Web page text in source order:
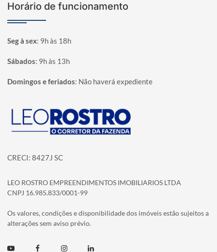
Horário de funcionamento
Seg à sex: 9h às 18h
Sábados: 9h às 13h
Domingos e feriados: Não haverá expediente
Página inicial
CRECI: 8427J SC
LEO ROSTRO EMPREENDIMENTOS IMOBILIARIOS LTDA
CNPJ 16.985.833/0001-99
Os valores, condições e disponibilidade dos imóveis estão sujeitos a
alterações sem aviso prévio.
Youtube FacebookInstagramLinkedin